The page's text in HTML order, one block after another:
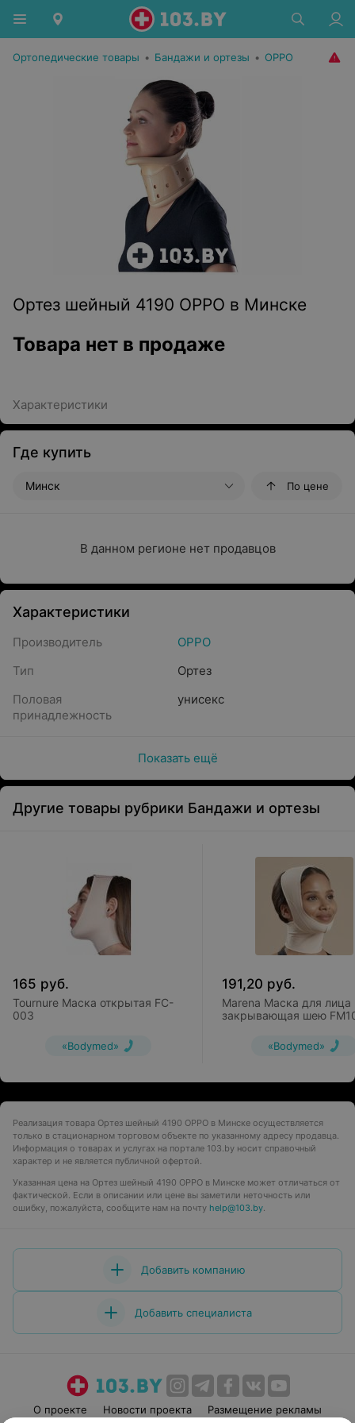
Ортопедические товары • Бандажи и ортезы • OPPO
Ортез шейный 4190 OPPO в Минске
Товара нет в продаже
Характеристики
Где купить
Минск По цене
В данном регионе нет продавцов
Характеристики
Производитель
OPPO
Тип
Ортез
Половая
принадлежность
унисекс
Показать ещё
Другие товары рубрики Бандажи и ортезы
165 руб.
Tournure Маска открытая FC-
003
«Bodymed»
191,20 руб.
Marena Маска для лица
закрывающая шею
«Bodymed»
Реализация товара Ортез шейный 4190 OPPO в Минске осуществляется
только в стационарном торговом объекте по указанному адресу продавца.
Информация о товарах и услугах на портале 103.by носит справочный
характер и не является публичной офертой.
Указанная цена на Ортез шейный 4190 OPPO в Минске может отличаться от
фактической. Если в описании или цене вы заметили неточность или
ошибку, пожалуйста, сообщите нам на почту help@103.by.
Добавить компанию
Добавить специалиста
О проекте Новости проекта Размещение рекламы